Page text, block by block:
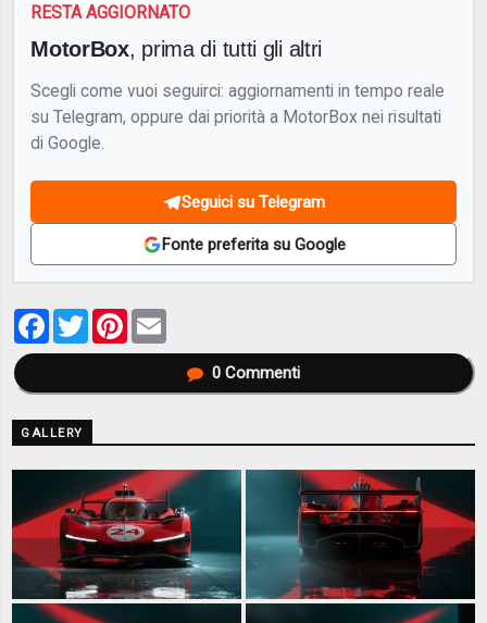
RESTA AGGIORNATO
MotorBox, prima di tutti gli altri
Scegli come vuoi seguirci: aggiornamenti in tempo reale
su Telegram, oppure dai priorità a MotorBox nei risultati
di Google.
Seguici su Telegram
Fonte preferita su Google
Facebook
TwitterPinterest
0Commenti
GALLERY